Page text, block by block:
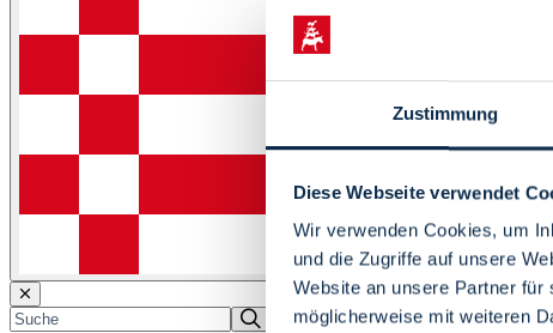
Zustimmung
Diese Webseite verwendet
Wir verwenden Cookies, um
und die Zugriffe auf unsere
Website an unsere Partner für
möglicherweise mit weiteren